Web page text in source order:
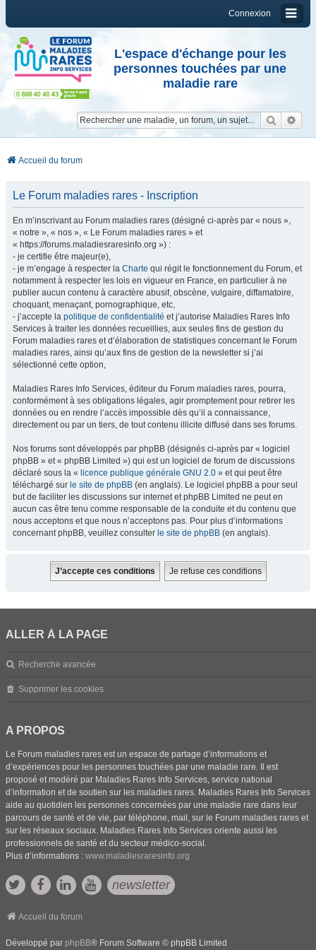
Connexion
L'espace d'échange pour les
personnes touchées par une
maladie rare
Accueil du forum
Le Forum maladies rares - Inscription
En m’inscrivant au Forum maladies rares (désigné ci-après par « nous »,
« notre », « nos », « Le Forum maladies rares » et
« https://forums.maladiesraresinfo.org ») :
- je certifie être majeur(e),
- je m’engage à respecter la Charte qui régit le fonctionnement du Forum, et
notamment à respecter les lois en vigueur en France, en particulier à ne
publier aucun contenu à caractère abusif, obscène, vulgaire, diffamatoire,
choquant, menaçant, pornographique, etc,
- j’accepte la politique de confidentialité et j’autorise Maladies Rares Info
Services à traiter les données recueillies, aux seules fins de gestion du
Forum maladies rares et d’élaboration de statistiques concernant le Forum
maladies rares, ainsi qu’aux fins de gestion de la newsletter si j’ai
sélectionné cette option,
Maladies Rares Info Services, éditeur du Forum maladies rares, pourra,
conformément à ses obligations légales, agir promptement pour retirer les
données ou en rendre l’accès impossible dès qu’il a connaissance,
directement ou par un tiers, de tout contenu illicite diffusé dans ses forums.
Nos forums sont développés par phpBB (désignés ci-après par « logiciel
phpBB » et « phpBB Limited ») qui est un logiciel de forum de discussions
déclaré sous la « licence publique générale GNU 2.0 » et qui peut être
téléchargé sur le site de phpBB (en anglais). Le logiciel phpBB a pour seul
but de faciliter les discussions sur internet et phpBB Limited ne peut en
aucun cas être tenu comme responsable de la conduite et du contenu que
nous acceptons et que nous n’acceptons pas. Pour plus d’informations
concernant phpBB, veuillez consulter le site de phpBB (en anglais).
ALLER À LA PAGE
Recherche avancée
Supprimer les cookies
A PROPOS
Le Forum maladies rares est un espace de partage d’informations et
d’expériences pour les personnes touchées par une maladie rare. Il est
proposé et modéré par Maladies Rares Info Services, service national
d’information et de soutien sur les maladies rares. Maladies Rares Info Services
aide au quotidien les personnes concernées par une maladie rare dans leur
parcours de santé et de vie, par téléphone, mail, sur le Forum maladies rares et
sur les réseaux sociaux. Maladies Rares Info Services oriente aussi les
professionnels de santé et du secteur médico-social.
Plus d’informations : www.maladiesraresinfo.org
newsletter
Accueil du forum
Développé par phpBB® Forum Software © phpBB Limited